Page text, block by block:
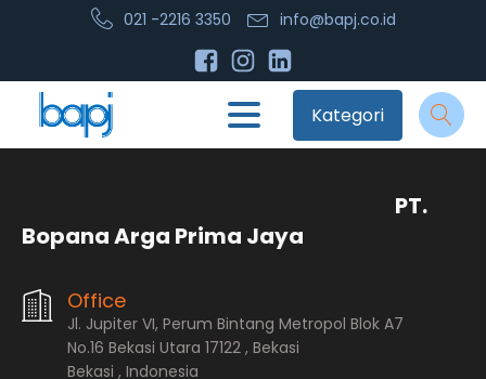
021 -2216 3350 info@bapj.co.id
Kategori
PT.
Bopana Arga Prima Jaya
Office
Jl. Jupiter VI, Perum Bintang Metropol Blok A7
No.16 Bekasi Utara 17122 , Bekasi
Bekasi , Indonesia